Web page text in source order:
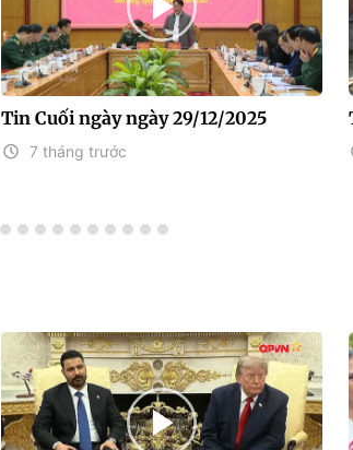
Tin Cuối ngày ngày 29/12/2025
7 tháng trước